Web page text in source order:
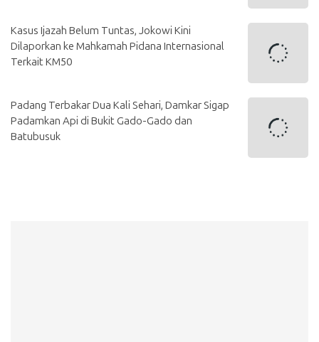
Kasus Ijazah Belum Tuntas, Jokowi Kini
Dilaporkan ke Mahkamah Pidana Internasional
Terkait KM50
Padang Terbakar Dua Kali Sehari, Damkar Sigap
Padamkan Api di Bukit Gado-Gado dan
Batubusuk